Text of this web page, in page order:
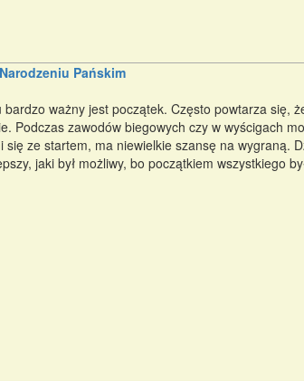
Pańskim
bardzo ważny jest początek. Często powtarza się,
Podczas zawodów biegowych czy w wyścigach
się ze startem, ma niewielkie szansę na wygraną.
jaki był możliwy, bo początkiem wszystkiego